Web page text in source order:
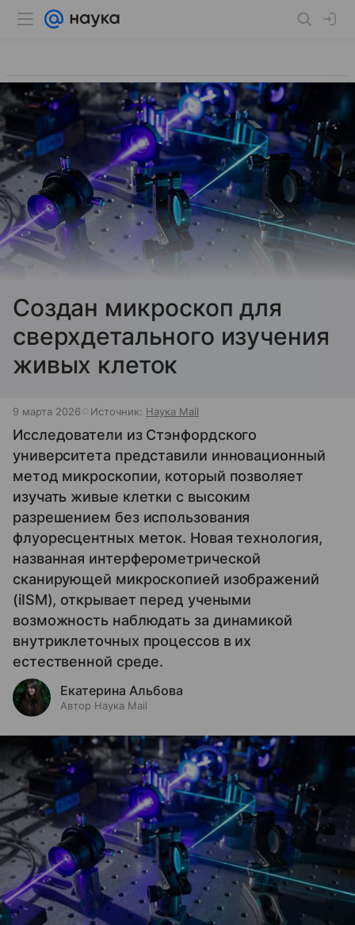
Создан микроскоп для
сверхдетального изучения
живых клеток
9 марта 2026 Источник: Наука Mail
Исследователи из Стэнфордского
университета представили инновационный
метод микроскопии, который позволяет
изучать живые клетки с высоким
разрешением без использования
флуоресцентных меток. Новая технология,
названная интерферометрической
сканирующей микроскопией изображений
(iISM), открывает перед учеными
возможность наблюдать за динамикой
внутриклеточных процессов в их
естественной среде.
Екатерина Альбова
Автор Наука Mail